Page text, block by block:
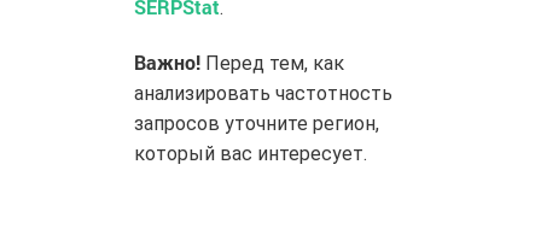
SERPStat.
Важно! Перед тем, как
анализировать частотность
запросов уточните регион,
который вас интересует.